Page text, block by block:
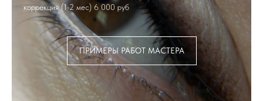
коррекция (1-2 мес) 6 000 руб
ПРИМЕРЫ РАБОТ МАСТЕРА